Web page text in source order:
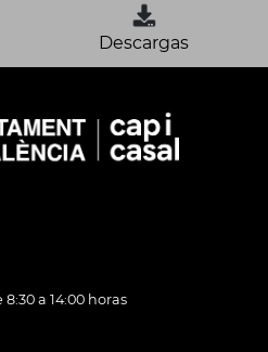
Descargas
a 14:00 horas